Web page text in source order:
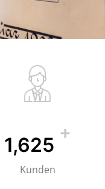
1,625
+
Kunden